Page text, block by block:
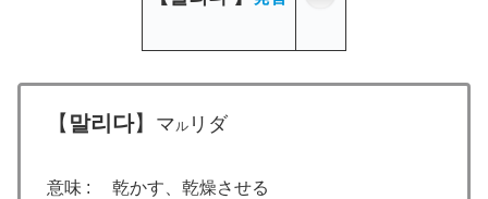
【 말리다】 マル リダ
意味 : 乾かす、乾燥させる